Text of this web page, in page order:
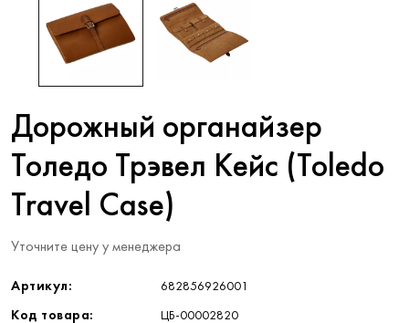
Дорожный органайзер
Толедо Трэвел Кейc (Toledo
Travel Case)
Уточните цену у менеджера
Артикул: 682856926001
Код товара: ЦБ-00002820